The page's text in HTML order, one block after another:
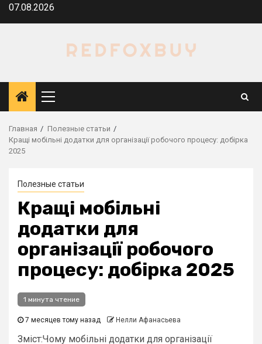
Перейти
07.08.2026
Основное
меню
Главная
Полезные статьи
Кращі мобільні додатки для організації робочого процесу: добірка
2025
Полезные статьи
Кращі мобільні
додатки для
організації робочого
процесу: добірка 2025
1 минута чтение
7 месяцев тому назад Нелли Афанасьева
Зміст:Чому мобільні додатки для організації